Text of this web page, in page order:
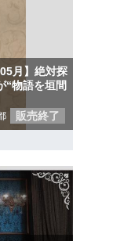
月】絶対探
“物語を垣間
販売終了